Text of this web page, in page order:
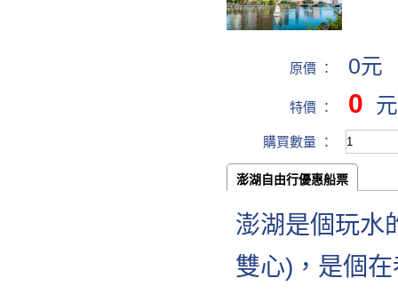
原價 ： 0元
特價 ： 0 元
購買數量 ：
澎湖自由行優惠船票
澎湖是個玩水
雙心)，是個